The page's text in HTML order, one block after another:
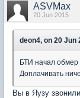
ASVMax
20 Jun 2015
deon4, on 20 Jun
БТИ начал обмер
Доплачивать
Вы в Яузу